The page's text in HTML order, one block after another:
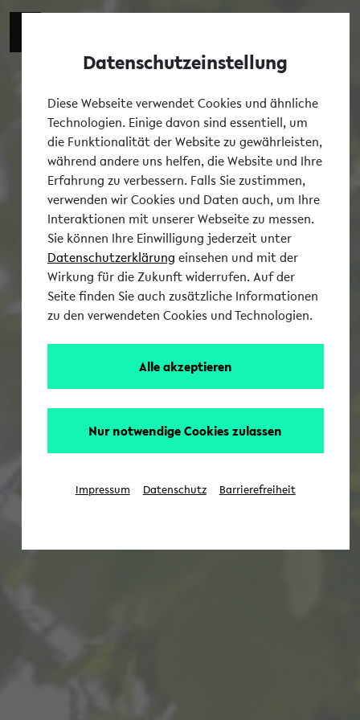
Datenschutzeinstellung
Diese Webseite verwendet Cookies und ähnliche
Technologien. Einige davon sind essentiell, um
die Funktionalität der Website zu gewährleisten,
während andere uns helfen, die Website und Ihre
Erfahrung zu verbessern. Falls Sie zustimmen,
verwenden wir Cookies und Daten auch, um Ihre
Interaktionen mit unserer Webseite zu messen.
Sie können Ihre Einwilligung jederzeit unter
Datenschutzerklärung einsehen und mit der
Wirkung für die Zukunft widerrufen. Auf der
Seite finden Sie auch zusätzliche Informationen
zu den verwendeten Cookies und Technologien.
Alle akzeptieren
Nur notwendige Cookies zulassen
Impressum Datenschutz Barrierefreiheit